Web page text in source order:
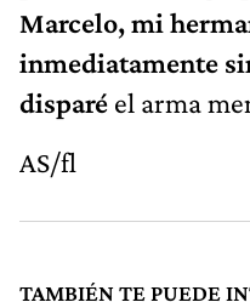
Marcelo, mi
inmediatamente
disparé el arma
AS/fl
TAMBIÉN TE PUEDE